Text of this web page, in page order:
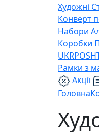
Художні
Конверт
Набори
Коробки
Рамки з
Акції
Головна